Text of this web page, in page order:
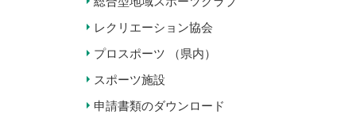
レクリエーション協会
プロスポーツ （県内）
スポーツ施設
申請書類のダウンロード